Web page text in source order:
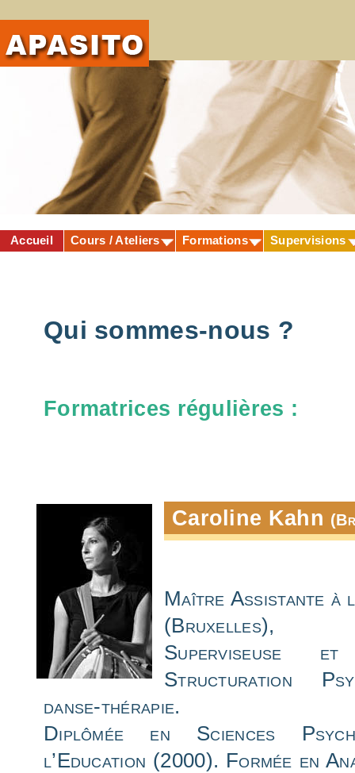
Accueil Cours / Ateliers Formations Supervisions
Qui sommes-nous ?
Formatrices régulières :
Caroline Kahn
Maître Assistante à
(Bruxelles),
Superviseuse
Structuration
danse-thérapie.
Diplômée en Sciences
l’Education (2000). Formée en